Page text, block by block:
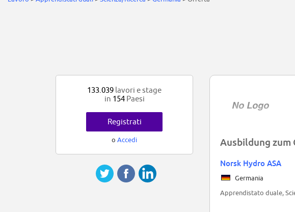
Ausbildung zum
Norsk Hydro ASA
Germania
Apprendistato duale,
133.039 lavori e stage
in 154Paesi
Registrati
o Accedi